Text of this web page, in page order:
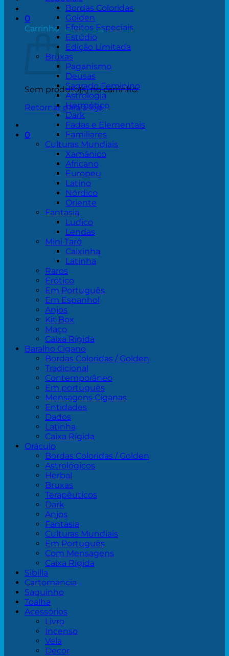
0
Carrinho
Sem produto(s) no carrinho.
Retornar para a loja
0
Bordas Coloridas
Golden
Efeitos Especiais
Estúdio
Edição Limitada
Bruxas
Paganismo
Deusas
Sagrado Feminino
Astrologia
Hermético
Dark
Fadas e Elementais
Familiares
Culturas Mundiais
Xamânico
Africano
Europeu
Latino
Nórdico
Oriente
Fantasia
Ludico
Lendas
Mini Tarô
Caixinha
Latinha
Raros
Erótico
Em Português
Em Espanhol
Anjos
Kit Box
Maço
Caixa Rígida
Baralho Cigano
Bordas Coloridas / Golden
Tradicional
Contemporâneo
Em português
Mensagens Ciganas
Entidades
Dados
Latinha
Caixa Rígida
Oráculo
Bordas Coloridas / Golden
Astrológicos
Herbal
Bruxas
Terapêuticos
Dark
Anjos
Fantasia
Culturas Mundiais
Em Português
Com Mensagens
Caixa Rígida
Sibilla
Cartomancia
Saquinho
Toalha
Acessórios
Livro
Incenso
Vela
Decor